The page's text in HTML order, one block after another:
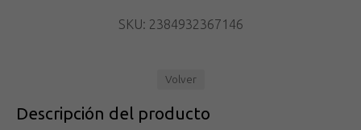
SKU: 2384932367146
Volver
Descripción del producto